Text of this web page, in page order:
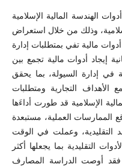
الهندسة المالية الإسلامية
وذلك من خلال استعراض
مالية تفي بمتطلبات إدارة
إيجاد أدوات مالية تجمع بين
في إدارة السيولة، بما يحقق
الأهداف التجارية ومتطلبات
الإسلامية قد طورت أداءَها
العملية، مستبعدة
التقليدية، وعملت في الوقت
التقليدية بما يجعلها أكثر
فقد أوصت الدراسة المصارف